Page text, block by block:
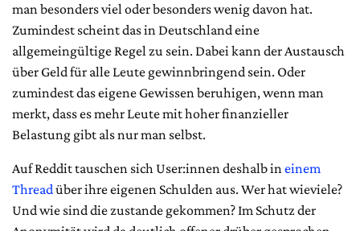
man besonders viel oder besonders wenig davon hat.
Zumindest scheint das in Deutschland eine
allgemeingültige Regel zu sein. Dabei kann der Austausch
über Geld für alle Leute gewinnbringend sein. Oder
zumindest das eigene Gewissen beruhigen, wenn man
merkt, dass es mehr Leute mit hoher finanzieller
Belastung gibt als nur man selbst.
Auf Reddit tauschen sich User:innen deshalb ineinem
Threadüber ihre eigenen Schulden aus. Wer hat wieviele?
Und wie sind die zustande gekommen? Im Schutz der